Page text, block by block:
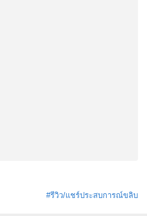
#รีวิว/แชร์ประสบการณ์ขลิบ